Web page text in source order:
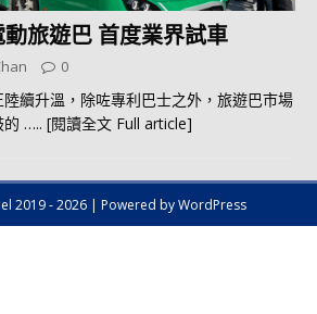
旅遊巴 首度業界試車
0
續升溫，除咗專利巴士之外，旅遊巴市場
….. [閱讀全文 Full article]
2019 - 2026 | Powered by WordPress